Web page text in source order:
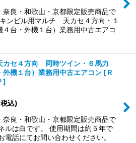
絞り込む
奈良・和歌山・京都限定販売商品で
ンビル用マルチ 天カセ４方向・１
４台・外機１台）業務用中古エアコ
セ４方向 同時ツイン・６馬力
外機１台）業務用中古エアコン [Ｒ
]
込)
奈良・和歌山・京都限定販売商品で
ルは白です。 使用期間は約５年で
電話にてお問い合わせください。